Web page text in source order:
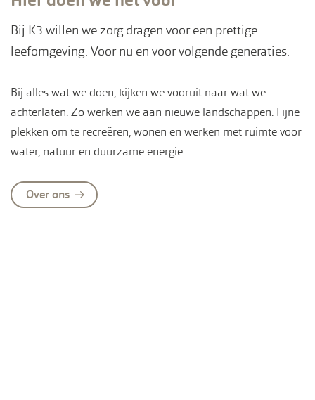
Bij K3 willen we zorg dragen voor een prettige
leefomgeving. Voor nu en voor volgende generaties.
Bij alles wat we doen, kijken we vooruit naar wat we
achterlaten. Zo werken we aan nieuwe landschappen. Fijne
plekken om te recreëren, wonen en werken met ruimte voor
water, natuur en duurzame energie.
Over ons